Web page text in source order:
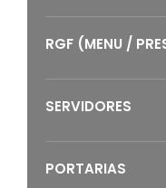
RGF (MENU /
SERVIDORES
PORTARIAS